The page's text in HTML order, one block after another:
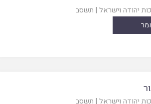
יהודה וישראל | תשסב
יהודה וישראל | תשסב